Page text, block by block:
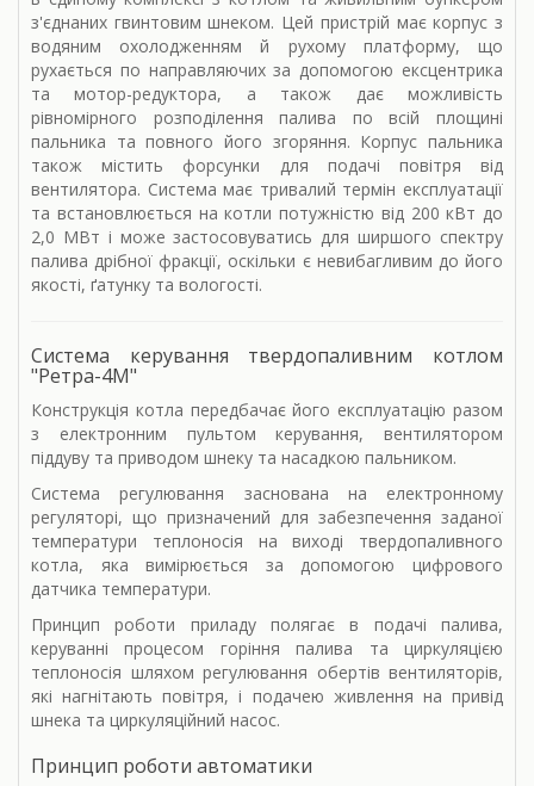
з'єднаних гвинтовим шнеком. Цей пристрій має корпус з
водяним охолодженням й рухому платформу, що
рухається по направляючих за допомогою ексцентрика
та мотор-редуктора, а також дає можливість
рівномірного розподілення палива по всій площині
пальника та повного його згоряння. Корпус пальника
також містить форсунки для подачі повітря від
вентилятора. Система має тривалий термін експлуатації
та встановлюється на котли потужністю від 200 кВт до
2,0 МВт і може застосовуватись для ширшого спектру
палива дрібної фракції, оскільки є невибагливим до його
якості, ґатунку та вологості.
Система керування твердопаливним котлом
"Ретра-4М"
Конструкція котла передбачає його експлуатацію разом
з електронним пультом керування, вентилятором
піддуву та приводом шнеку та насадкою пальником.
Система регулювання заснована на електронному
регуляторі, що призначений для забезпечення заданої
температури теплоносія на виході твердопаливного
котла, яка вимірюється за допомогою цифрового
датчика температури.
Принцип роботи приладу полягає в подачі палива,
керуванні процесом горіння палива та циркуляцією
теплоносія шляхом регулювання обертів вентиляторів,
які нагнітають повітря, і подачею живлення на привід
шнека та циркуляційний насос.
Принцип роботи автоматики